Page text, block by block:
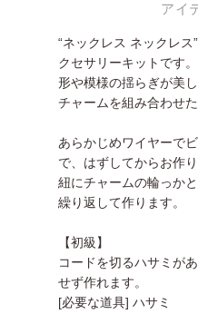
アイ
“ネックレス ネックレ
クセサリーキットです。
形や模様の揺らぎが美
チャームを組み合わせた
あらかじめワイヤーで
で、はずしてからお作り
紐にチャームの輪っか
繰り返して作ります。
【初級】
コードを切るハサミが
せず作れます。
[必要な道具] ハサミ